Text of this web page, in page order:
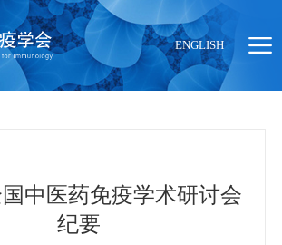
ENGLISH
当前位置： 首页 > 学术活动 > 会议纪要
中医药免疫学术研讨会
纪要